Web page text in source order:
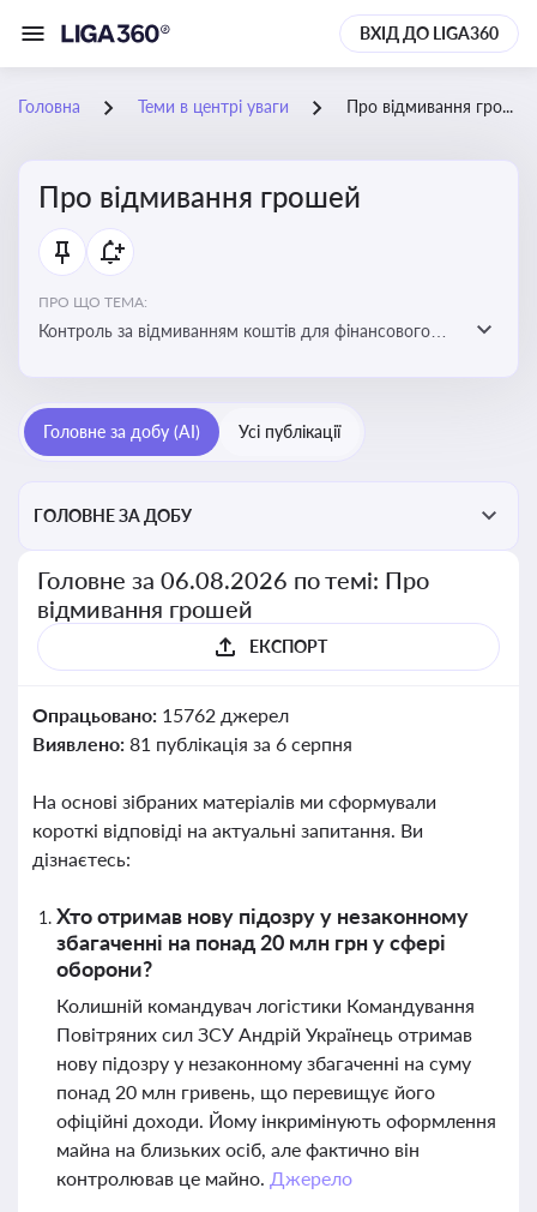
ВХІД ДО LIGA360
Головна Теми в центрі уваги Про відмивання грошей
Про відмивання грошей
ПРО ЩО ТЕМА:
Контроль за відмиванням коштів для фінансового
сплати податків. Вбудовування AML у договори та
Головне за добу (AI) Усі публікації
ГОЛОВНЕ ЗА ДОБУ
Головне за 06.08.2026 по темі: Про
відмивання грошей
ЕКСПОРТ
Опрацьовано: 15762 джерел
Виявлено: 81 публікація за 6 серпня
На основі зібраних матеріалів ми сформували
короткі відповіді на актуальні запитання. Ви
дізнаєтесь:
Хто отримав нову підозру у незаконному
збагаченні на понад 20 млн грн у сфері
оборони?
Колишній командувач логістики Командування
Повітряних сил ЗСУ Андрій Українець отримав
нову підозру у незаконному збагаченні на суму
понад 20 млн гривень, що перевищує його
офіційні доходи. Йому інкримінують оформлення
майна на близьких осіб, але фактично він
контролював це майно. Джерело